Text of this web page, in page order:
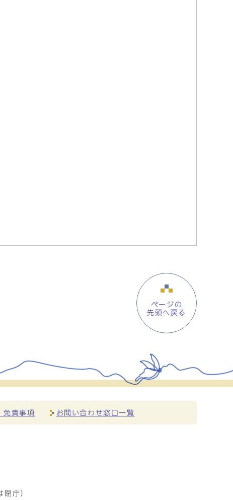
ページの
先頭へ戻る
免責事項 お問い合わせ窓口一覧
庁）